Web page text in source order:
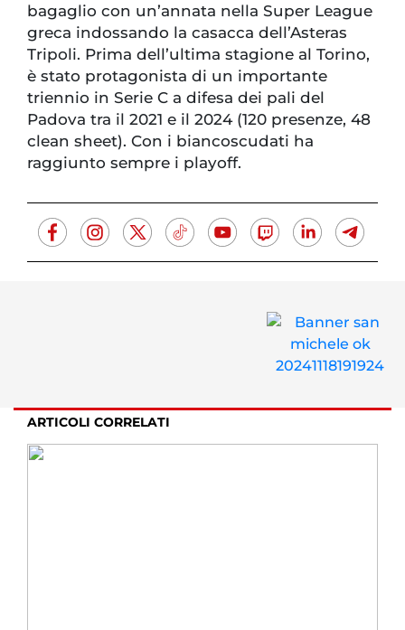
bagaglio con un’annata nella Super League
greca indossando la casacca dell’Asteras
Tripoli. Prima dell’ultima stagione al Torino,
è stato protagonista di un importante
triennio in Serie C a difesa dei pali del
Padova tra il 2021 e il 2024 (120 presenze, 48
clean sheet). Con i biancoscudati ha
raggiunto sempre i playoff.
ARTICOLI CORRELATI